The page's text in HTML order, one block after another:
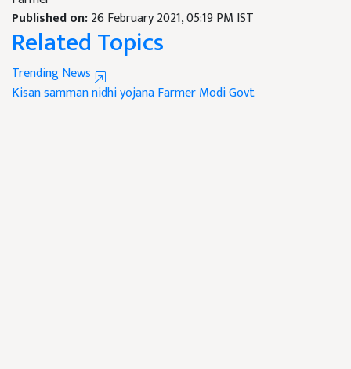
Published on:26 February 2021, 05:19 PM IST
Related Topics
Trending News
Kisan samman nidhi yojanaFarmerModi Govt